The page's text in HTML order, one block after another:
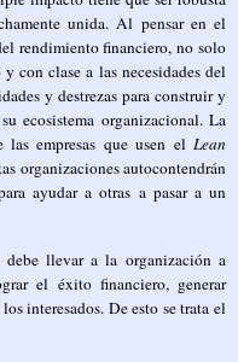
unida. Al pensar en el
rendimiento financiero, no solo
y con clasea las necesidades del
y destrezas para construir y
ecosistema organizacional. La
empresas que usen el Lean
organizaciones autocontendrán
ayudar a otras a pasar a un
debe llevar a la organización a
el éxito financiero, generar
interesados. De esto se trata el